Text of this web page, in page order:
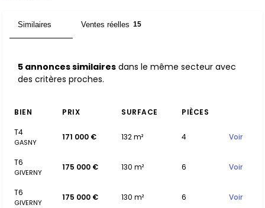
Similaires Ventes réelles 15
5 annonces similaires dans le même secteur avec
des critères proches.
BIEN PRIX SURFACE
PIÈCES
T4
GASNY
171 000 € 132 m² 4 Voir
T6
GIVERNY
175 000 € 130 m² 6 Voir
T6
GIVERNY
175 000 € 130 m² 6 Voir